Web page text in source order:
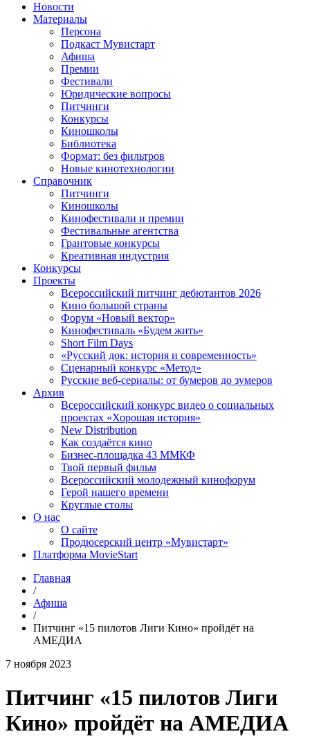
Новости
Материалы
Персона
Подкаст Мувистарт
Афиша
Премии
Фестивали
Юридические вопросы
Питчинги
Конкурсы
Киношколы
Библиотека
Формат: без фильтров
Новые кинотехнологии
Справочник
Питчинги
Киношколы
Кинофестивали и премии
Фестивальные агентства
Грантовые конкурсы
Креативная индустрия
Конкурсы
Проекты
Всероссийский питчинг дебютантов 2026
Кино большой страны
Форум «Новый вектор»
Кинофестиваль «Будем жить»
Short Film Days
«Русский док: история и современность»
Сценарный конкурс «Метод»
Русские веб-сериалы: от бумеров до зумеров
Архив
Всероссийский конкурс видео о социальных
проектах «Хорошая история»
New Distribution
Как создаётся кино
Бизнес-площадка 43 ММКФ
Твой первый фильм
Всероссийский молодежный кинофорум
Герой нашего времени
Круглые столы
О нас
О сайте
Продюсерский центр «Мувистарт»
Платформа MovieStart
Главная
/
Афиша
/
Питчинг «15 пилотов Лиги Кино» пройдёт на
АМЕДИА
7 ноября 2023
Питчинг «15 пилотов Лиги
Кино» пройдёт на АМЕДИА